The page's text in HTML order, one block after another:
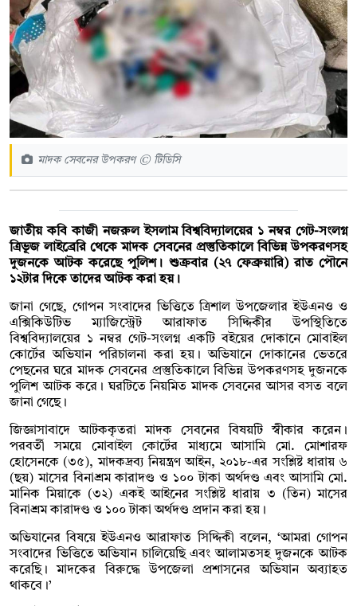
মাদক সেবনের উপকরণ © টিডিসি
জাতীয় কবি কাজী নজরুল ইসলাম বিশ্ববিদ্যালয়ের ১ নম্বর গেট-সংলগ্ন
ত্রিভূজ লাইব্রেরি থেকে মাদক সেবনের প্রস্তুতিকালে বিভিন্ন উপকরণসহ
দুজনকে আটক করেছে পুলিশ। শুক্রবার (২৭ ফেব্রুয়ারি) রাত পৌনে
১২টার দিকে তাদের আটক করা হয়।
জানা গেছে, গোপন সংবাদের ভিত্তিতে ত্রিশাল উপজেলার ইউএনও ও
এক্সিকিউটিভ ম্যাজিস্ট্রেট আরাফাত সিদ্দিকীর উপস্থিতিতে
বিশ্ববিদ্যালয়ের ১ নম্বর গেট-সংলগ্ন একটি বইয়ের দোকানে মোবাইল
কোর্টের অভিযান পরিচালনা করা হয়। অভিযানে দোকানের ভেতরে
পেছনের ঘরে মাদক সেবনের প্রস্তুতিকালে বিভিন্ন উপকরণসহ দুজনকে
পুলিশ আটক করে। ঘরটিতে নিয়মিত মাদক সেবনের আসর বসত বলে
জানা গেছে।
জিজ্ঞাসাবাদে আটককৃতরা মাদক সেবনের বিষয়টি স্বীকার করেন।
পরবর্তী সময়ে মোবাইল কোর্টের মাধ্যমে আসামি মো. মোশারফ
হোসেনকে (৩৫), মাদকদ্রব্য নিয়ন্ত্রণ আইন, ২০১৮-এর সংশ্লিষ্ট ধারায় ৬
(ছয়) মাসের বিনাশ্রম কারাদণ্ড ও ১০০ টাকা অর্থদণ্ড এবং আসামি মো.
মানিক মিয়াকে (৩২) একই আইনের সংশ্লিষ্ট ধারায় ৩ (তিন) মাসের
বিনাশ্রম কারাদণ্ড ও ১০০ টাকা অর্থদণ্ড প্রদান করা হয়।
অভিযানের বিষয়ে ইউএনও আরাফাত সিদ্দিকী বলেন, ‘আমরা গোপন
সংবাদের ভিত্তিতে অভিযান চালিয়েছি এবং আলামতসহ দুজনকে আটক
করেছি। মাদকের বিরুদ্ধে উপজেলা প্রশাসনের অভিযান অব্যাহত
থাকবে।’